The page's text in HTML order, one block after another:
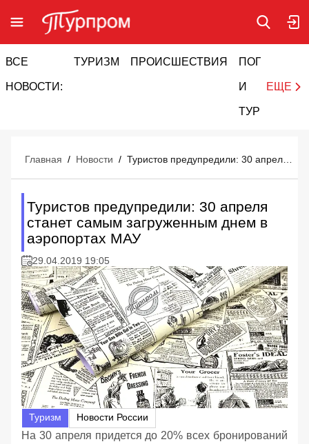
ВСЕ
НОВОСТИ:
ТУРИЗМ ПРОИСШЕСТВИЯ ПОГОДА
И
ТУРИЗМ
ЕЩЕ
Главная / Новости /
Туристов предупредили: 30 апреля
станет самым загруженным днем в
аэропортах МАУ
29.04.2019 19:05
Туризм Новости России
На 30 апреля придется до 20% всех бронирований